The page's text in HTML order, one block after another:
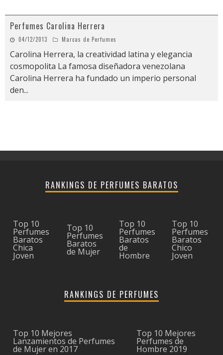
Perfumes Carolina Herrera
04/12/2013 Marcas de Perfumes
Carolina Herrera, la creatividad latina y elegancia
cosmopolita La famosa diseñadora venezolana
Carolina Herrera ha fundado un imperio personal
den...
RANKINGS DE PERFUMES BARATOS
Top 10
Perfumes
Baratos
Chica
Joven
Top 10
Perfumes
Baratos
de Mujer
Top 10
Perfumes
Baratos
de
Hombre
Top 10
Perfumes
Baratos
Chico
Joven
RANKINGS DE PERFUMES
Top 10 Mejores
Lanzamientos de Perfumes
de Mujer en 2017
Top 10 Mejores
Perfumes de
Hombre 2019